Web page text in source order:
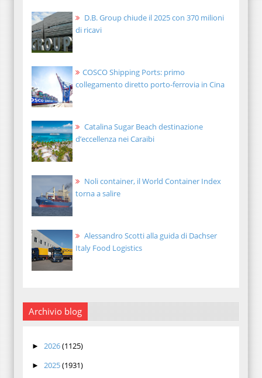
D.B. Group chiude il 2025 con 370 milioni
di ricavi
COSCO Shipping Ports: primo
collegamento diretto porto-ferrovia in Cina
Catalina Sugar Beach destinazione
d’eccellenza nei Caraibi
Noli container, il World Container Index
torna a salire
Alessandro Scotti alla guida di Dachser
Italy Food Logistics
Archivio blog
► 2026(1125)
► 2025(1931)